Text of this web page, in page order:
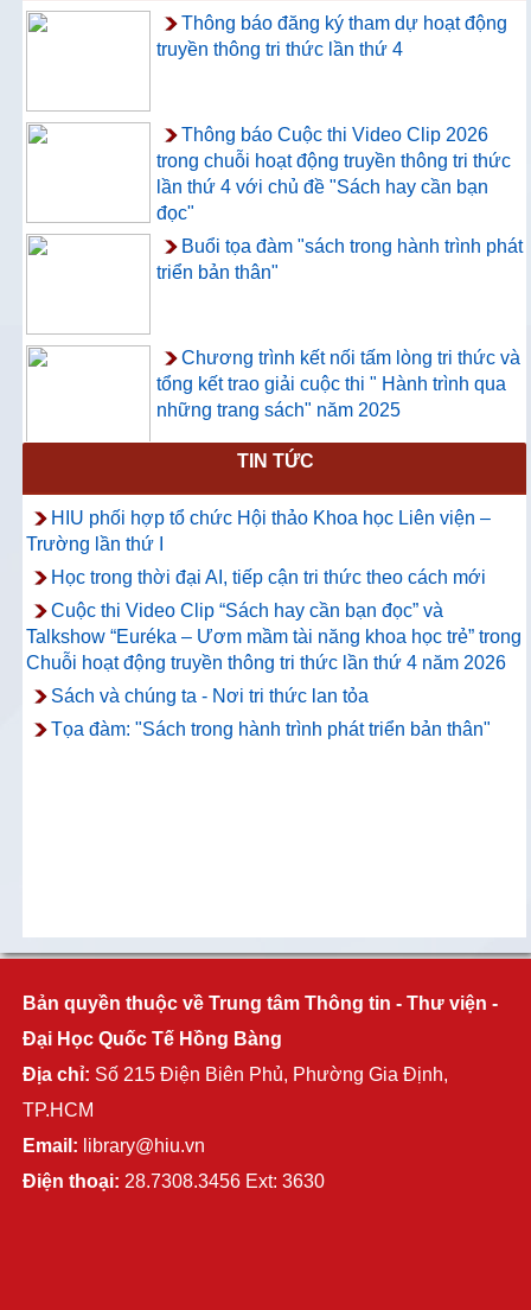
Thông báo đăng ký tham dự hoạt động
truyền thông tri thức lần thứ 4
Thông báo Cuộc thi Video Clip 2026
trong chuỗi hoạt động truyền thông tri thức
lần thứ 4 với chủ đề "Sách hay cần bạn
đọc"
Buổi tọa đàm "sách trong hành trình phát
triển bản thân"
Chương trình kết nối tấm lòng tri thức và
tổng kết trao giải cuộc thi " Hành trình qua
những trang sách" năm 2025
Thông báo về việc hướng dẫn truy cập
và sử dụng CSDL ProQuest Ebook
Central
TIN TỨC
HIU phối hợp tổ chức Hội thảo Khoa học Liên viện –
Trường lần thứ I
Học trong thời đại AI, tiếp cận tri thức theo cách mới
Cuộc thi Video Clip “Sách hay cần bạn đọc” và
Talkshow “Euréka – Ươm mầm tài năng khoa học trẻ” trong
Chuỗi hoạt động truyền thông tri thức lần thứ 4 năm 2026
Sách và chúng ta - Nơi tri thức lan tỏa
Tọa đàm: "Sách trong hành trình phát triển bản thân"
Bản quyền thuộc về Trung tâm Thông tin - Thư viện -
Đại Học Quốc Tế Hồng Bàng
Địa chỉ: Số 215 Điện Biên Phủ, Phường Gia Định,
TP.HCM
Email: library@hiu.vn
Điện thoại: 28.7308.3456 Ext: 3630